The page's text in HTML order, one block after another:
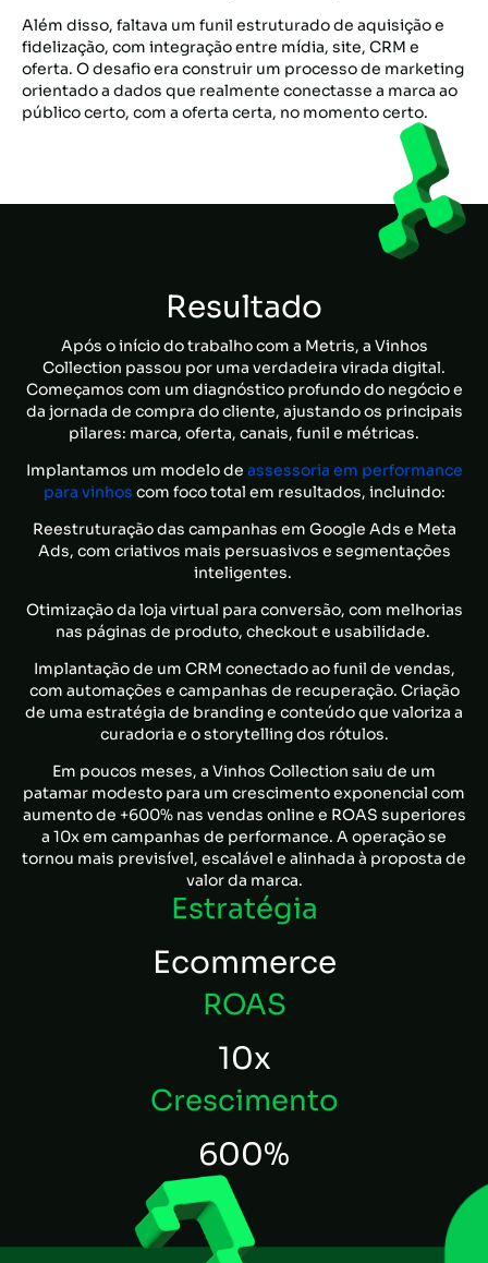
Além disso, faltava um funil estruturado de aquisição e
fidelização, com integração entre mídia, site, CRM e
oferta. O desafio era construir um processo de marketing
orientado a dados que realmente conectasse a marca ao
público certo, com a oferta certa, no momento certo.
Resultado
Após o início do trabalho com a Metris, a Vinhos
Collection passou por uma verdadeira virada digital.
Começamos com um diagnóstico profundo do negócio e
da jornada de compra do cliente, ajustando os principais
pilares: marca, oferta, canais, funil e métricas.
Implantamos um modelo de assessoria em performance
para vinhos com foco total em resultados, incluindo:
Reestruturação das campanhas em Google Ads e Meta
Ads, com criativos mais persuasivos e segmentações
inteligentes.
Otimização da loja virtual para conversão, com melhorias
nas páginas de produto, checkout e usabilidade.
Implantação de um CRM conectado ao funil de vendas,
com automações e campanhas de recuperação. Criação
de uma estratégia de branding e conteúdo que valoriza a
curadoria e o storytelling dos rótulos.
Em poucos meses, a Vinhos Collection saiu de um
patamar modesto para um crescimento exponencial com
aumento de +600% nas vendas online e ROAS superiores
a 10x em campanhas de performance. A operação se
tornou mais previsível, escalável e alinhada à proposta de
valor da marca.
Estratégia
Ecommerce
ROAS
10x
Crescimento
600%